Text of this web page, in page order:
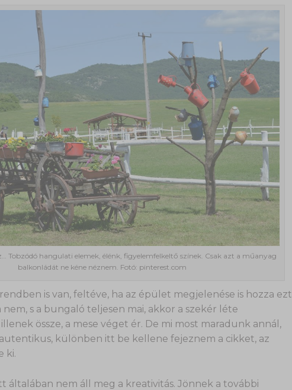
Tobzódó hangulati elemek, élénk, figyelemfelkeltő színek. Csak azt a műanyag
balkonládát ne kéne néznem. Fotó: pinterest.com
is van, feltéve, ha az épület megjelenése is hozza ezt
nem, s a bungaló teljesen mai, akkor a szekér léte
össze, a mese véget ér. De mi most maradunk annál,
különben itt be kellene fejeznem a cikket, az
ki.
általában nem áll meg a kreativitás. Jönnek a további